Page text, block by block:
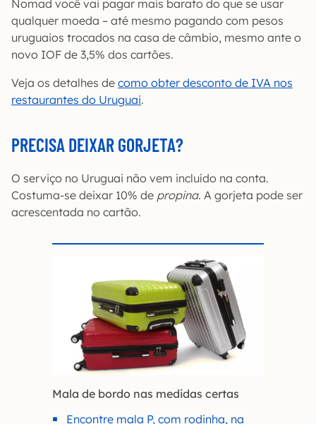
Nomad você vai pagar mais barato do que se usar
qualquer moeda – até mesmo pagando com pesos
uruguaios trocados na casa de câmbio, mesmo ante o
novo IOF de 3,5% dos cartões.
Veja os detalhes de como obter desconto de IVA nos
restaurantes do Uruguai.
PRECISA DEIXAR GORJETA?
O serviço no Uruguai não vem incluído na conta.
Costuma-se deixar 10% de propina. A gorjeta pode ser
acrescentada no cartão.
Mala de bordo nas medidas certas
Encontre mala P, com rodinha, na